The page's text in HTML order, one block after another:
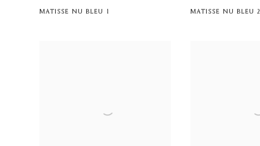
MATISSE NU BLEU 1 MATISSE NU BLEU 2